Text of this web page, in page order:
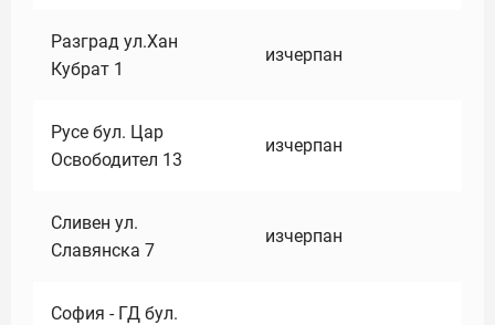
Разград ул.Хан
Кубрат 1
изчерпан
Русе бул. Цар
Освободител 13
изчерпан
Сливен ул.
Славянска 7
изчерпан
София - ГД бул.